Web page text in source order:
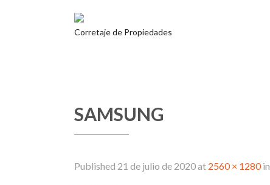
Corretaje de Propiedades
SAMSUNG
Published 21 de julio de 2020at 2560 × 1280in